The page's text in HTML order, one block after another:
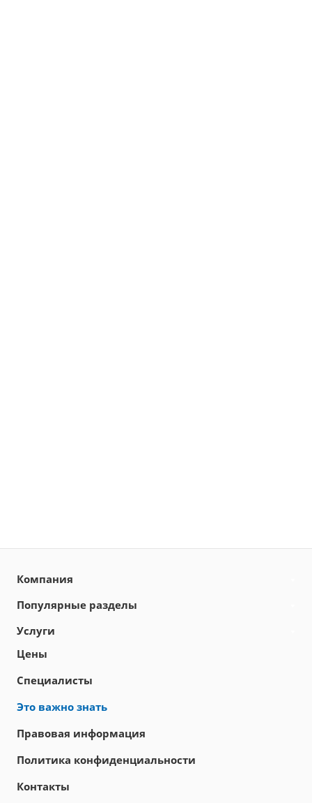
Компания
Популярные разделы
Услуги
Цены
Специалисты
Это важно знать
Правовая информация
Политика конфиденциальности
Контакты